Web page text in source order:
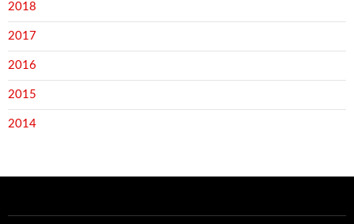
2018
2017
2016
2015
2014